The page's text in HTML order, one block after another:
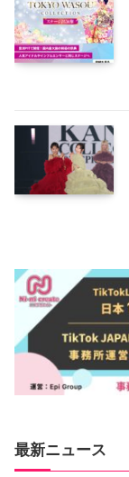
最新ニュース